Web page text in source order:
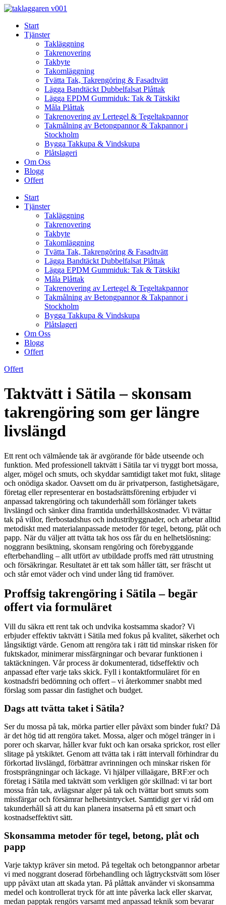
Skip
contentStart
Tjänster
Takläggning
Takrenovering
Takbyte
Takomläggning
Tvätta Tak, Takrengöring & Fasadtvätt
Lägga Bandtäckt Dubbelfalsat Plåttak
Lägga EPDM Gummiduk: Tak & Tätskikt
Måla Plåttak
Takrenovering av Lertegel & Tegeltakpannor
Takmålning av Betongpannor & Takpannor i
Stockholm
Bygga Takkupa & Vindskupa
Plåtslageri
Om Oss
Blogg
Offert
Start
Tjänster
Takläggning
Takrenovering
Takbyte
Takomläggning
Tvätta Tak, Takrengöring & Fasadtvätt
Lägga Bandtäckt Dubbelfalsat Plåttak
Lägga EPDM Gummiduk: Tak & Tätskikt
Måla Plåttak
Takrenovering av Lertegel & Tegeltakpannor
Takmålning av Betongpannor & Takpannor i
Stockholm
Bygga Takkupa & Vindskupa
Plåtslageri
Om Oss
Blogg
Offert
Offert
Taktvätt i Sätila – skonsam
takrengöring som ger längre
livslängd
Ett rent och välmående tak är avgörande för både utseende och
funktion. Med professionell taktvätt i Sätila tar vi tryggt bort mossa,
alger, mögel och smuts, och skyddar samtidigt taket mot fukt, slitage
och onödiga skador. Oavsett om du är privatperson, fastighetsägare,
företag eller representerar en bostadsrättsförening erbjuder vi
anpassad takrengöring och takunderhåll som förlänger takets
livslängd och sänker dina framtida underhållskostnader. Vi tvättar
tak på villor, flerbostadshus och industribyggnader, och arbetar alltid
metodiskt med materialanpassade metoder för tegel, betong, plåt och
papp. När du väljer att tvätta tak hos oss får du en helhetslösning:
noggrann besiktning, skonsam rengöring och förebyggande
efterbehandling – allt utfört av utbildade proffs med rätt utrustning
och försäkringar. Resultatet är ett tak som håller tätt, ser fräscht ut
och står emot väder och vind under lång tid framöver.
Proffsig takrengöring i Sätila – begär
offert via formuläret
Vill du säkra ett rent tak och undvika kostsamma skador? Vi
erbjuder effektiv taktvätt i Sätila med fokus på kvalitet, säkerhet och
långsiktigt värde. Genom att rengöra tak i rätt tid minskar risken för
fuktskador, minimerar missfärgningar och bevarar funktionen i
taktäckningen. Vår process är dokumenterad, tidseffektiv och
anpassad efter varje taks skick. Fyll i kontaktformuläret för en
kostnadsfri bedömning och offert – vi återkommer snabbt med
förslag som passar din fastighet och budget.
Dags att tvätta taket i Sätila?
Ser du mossa på tak, mörka partier eller påväxt som binder fukt? Då
är det hög tid att rengöra taket. Mossa, alger och mögel tränger in i
porer och skarvar, håller kvar fukt och kan orsaka sprickor, rost eller
slitage på ytskiktet. Genom att tvätta tak i rätt intervall förhindrar du
förkortad livslängd, förbättrar avrinningen och minskar risken för
frostsprängningar och läckage. Vi hjälper villaägare, BRF:er och
företag i Sätila med taktvätt som verkligen gör skillnad: vi tar bort
mossa från tak, avlägsnar alger på tak och tvättar bort smuts som
missfärgar och försämrar helhetsintrycket. Samtidigt ger vi råd om
takunderhåll så att du kan planera insatserna på ett smart och
kostnadseffektivt sätt.
Skonsamma metoder för tegel, betong, plåt och
papp
Varje taktyp kräver sin metod. På tegeltak och betongpannor arbetar
vi med noggrant doserad förbehandling och lågtryckstvätt som löser
upp påväxt utan att skada ytan. På plåttak använder vi skonsamma
medel och kontrollerat tryck för att inte påverka lack eller skarvar,
medan papptak rengörs varsamt med anpassad teknik som bevarar